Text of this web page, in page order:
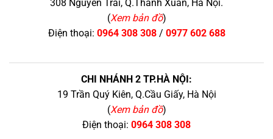
308 Nguyễn Trãi, Q.Thanh Xuân, Hà Nội.
(Xem bản đồ)
Điện thoại: 0964 308 308/ 0977 602 688
CHI NHÁNH 2 TP.HÀ NỘI:
19 Trần Quý Kiên, Q.Cầu Giấy, Hà Nội
(Xem bản đồ)
Điện thoại: 0964 308 308